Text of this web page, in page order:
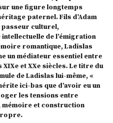
une figure longtemps
paternel. Fils d’Adam
culturel,
de l’émigration
romantique, Ladislas
un médiateur essentiel entre
et XXe siècles. Le titre du
de Ladislas lui-même, «
ici-bas que d’avoir eu un
les tensions entre
et construction